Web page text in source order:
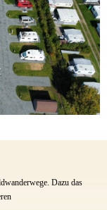
Dazu das